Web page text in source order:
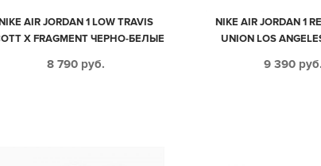
AIR JORDAN 1 LOW TRAVIS
X FRAGMENT ЧЕРНО-БЕЛЫЕ
(40-44)
8 790 руб.
NIKE AIR JORDAN 1
UNION LOS
МУЖСКИЕ-
9 390 руб.